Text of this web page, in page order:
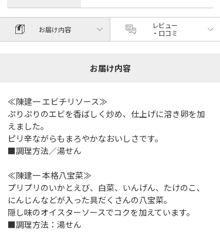
お届け内容
レビュー
・口コミ
お届け内容
≪陳建一 エビチリソース≫
ぷりぷりのエビを香ばしく炒め、仕上げに溶き卵を加
えました。
ピリ辛ながらもまろやかなおいしさです。
■調理方法／湯せん
≪陳建一 本格八宝菜≫
プリプリのいかとえび、白菜、いんげん、たけのこ、
にんじんなどが入った具だくさんの八宝菜。
隠し味のオイスターソースでコクを加えています。
■調理方法：湯せん